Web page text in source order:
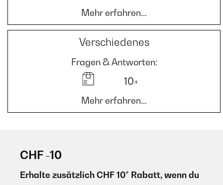
Mehr erfahren...
Verschiedenes
Fragen & Antworten:
10+
Mehr erfahren...
CHF -10
Erhalte zusätzlich CHF 10* Rabatt, wenn du